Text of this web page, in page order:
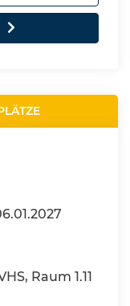
Raum 1.11